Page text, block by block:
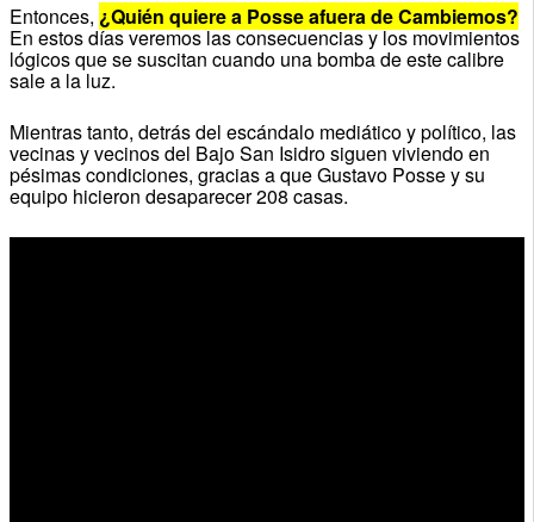
Entonces, ¿Quién quiere a Posse afuera de Cambiemos?
En estos días veremos las consecuencias y los movimientos
lógicos que se suscitan cuando una bomba de este calibre
sale a la luz.
Mientras tanto, detrás del escándalo mediático y político, las
vecinas y vecinos del Bajo San Isidro siguen viviendo en
pésimas condiciones, gracias a que Gustavo Posse y su
equipo hicieron desaparecer 208 casas.